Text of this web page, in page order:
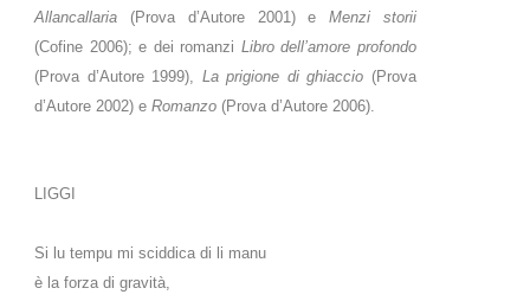
Allancallaria (Prova d’Autore 2001) eMenzi storii
(Cofine 2006); e dei romanzi Libro dell’amore profondo
(Prova d’Autore 1999), La prigione di ghiaccio (Prova
d’Autore 2002) eRomanzo (Prova d’Autore 2006).
LIGGI
Si lu tempu mi sciddica di li manu
è la forza di gravità,